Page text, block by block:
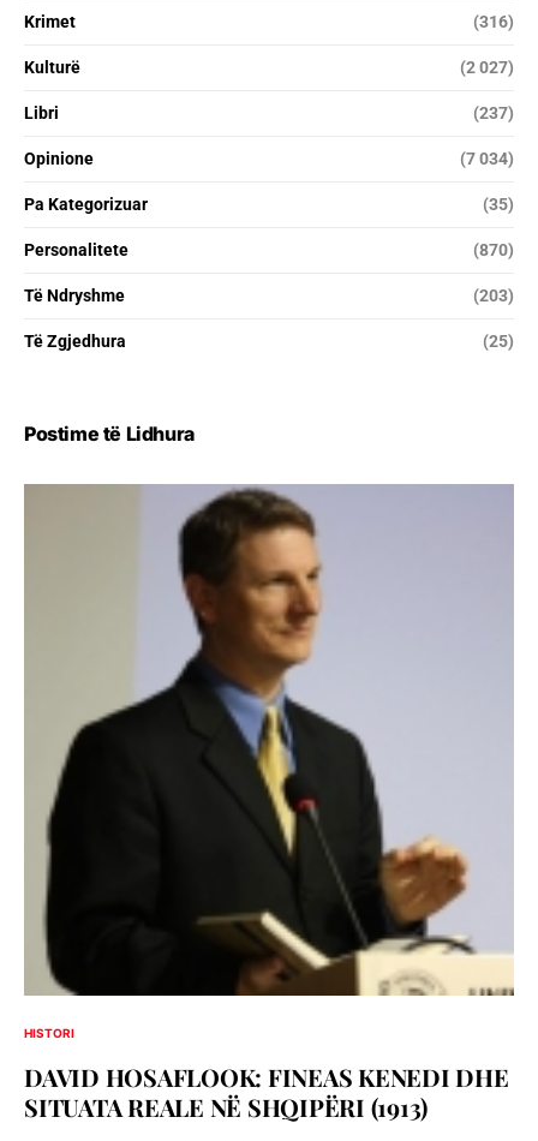
Krimet (316)
Kulturë (2 027)
Libri (237)
Opinione (7 034)
Pa Kategorizuar (35)
Personalitete (870)
Të Ndryshme (203)
Të Zgjedhura (25)
Postime të Lidhura
HISTORI
DAVID HOSAFLOOK: FINEAS KENEDI DHE
SITUATA REALE NË SHQIPËRI (1913)